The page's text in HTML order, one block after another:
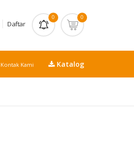
Daftar
0 0
Kontak Kami Katalog